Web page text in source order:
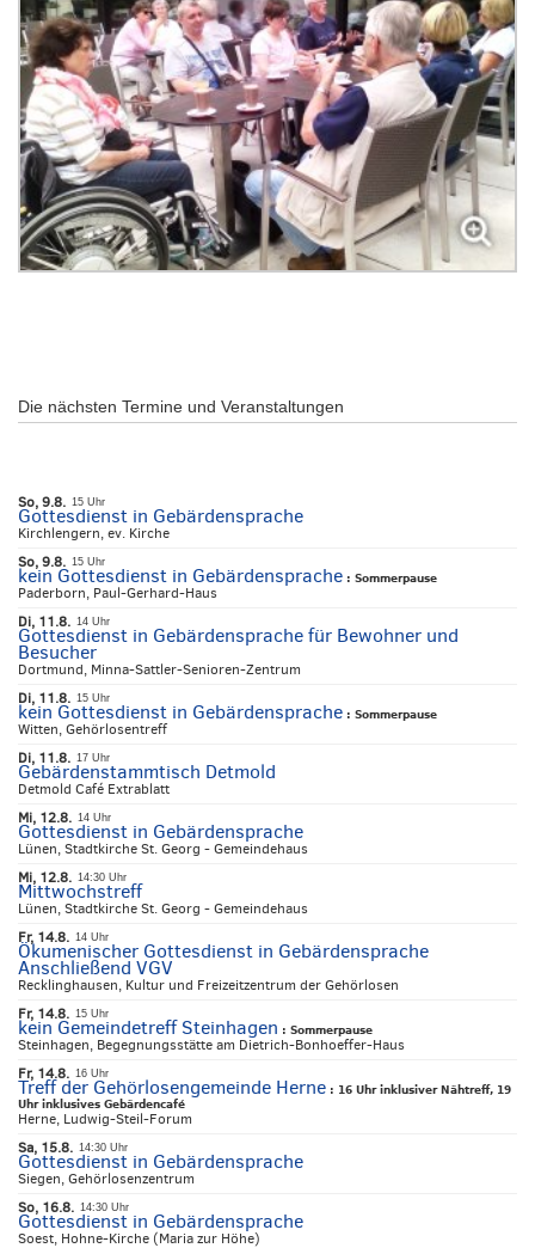
Die nächsten Termine und Veranstaltungen
So, 9.8. 15 Uhr
Gottesdienst in Gebärdensprache
Kirchlengern, ev. Kirche
So, 9.8. 15 Uhr
kein Gottesdienst in Gebärdensprache : Sommerpause
Paderborn, Paul-Gerhard-Haus
Di, 11.8. 14 Uhr
Gottesdienst in Gebärdensprache für Bewohner und
Besucher
Dortmund, Minna-Sattler-Senioren-Zentrum
Di, 11.8. 15 Uhr
kein Gottesdienst in Gebärdensprache : Sommerpause
Witten, Gehörlosentreff
Di, 11.8. 17 Uhr
Gebärdenstammtisch Detmold
Detmold Café Extrablatt
Mi, 12.8. 14 Uhr
Gottesdienst in Gebärdensprache
Lünen, Stadtkirche St. Georg - Gemeindehaus
Mi, 12.8. 14:30 Uhr
Mittwochstreff
Lünen, Stadtkirche St. Georg - Gemeindehaus
Fr, 14.8. 14 Uhr
Ökumenischer Gottesdienst in Gebärdensprache
Anschließend VGV
Recklinghausen, Kultur und Freizeitzentrum der Gehörlosen
Fr, 14.8. 15 Uhr
kein Gemeindetreff Steinhagen : Sommerpause
Steinhagen, Begegnungsstätte am Dietrich-Bonhoeffer-Haus
Fr, 14.8. 16 Uhr
Treff der Gehörlosengemeinde Herne : 16 Uhr inklusiver Nähtreff, 19
Uhr inklusives Gebärdencafé
Herne, Ludwig-Steil-Forum
Sa, 15.8. 14:30 Uhr
Gottesdienst in Gebärdensprache
Siegen, Gehörlosenzentrum
So, 16.8. 14:30 Uhr
Gottesdienst in Gebärdensprache
Soest, Hohne-Kirche (Maria zur Höhe)